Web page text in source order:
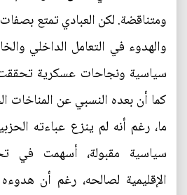
ومتناقضة. لكن العبادي تمتع
والهدوء في التعامل الداخلي
سياسية ونجاحات عسكرية
كما أن بعده النسبي عن المناخات
ما، رغم أنه لم ينزع عباءته
سياسية مقبولة، أسهمت في
الإقليمية لصالحه، رغم أن